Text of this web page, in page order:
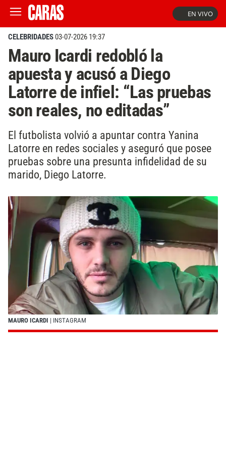
EN VIVO
CELEBRIDADES03-07-2026 19:37
Mauro Icardi redobló la
apuesta y acusó a Diego
Latorre de infiel: “Las pruebas
son reales, no editadas”
El futbolista volvió a apuntar contra Yanina
Latorre en redes sociales y aseguró que posee
pruebas sobre una presunta infidelidad de su
marido, Diego Latorre.
MAURO ICARDI | INSTAGRAM